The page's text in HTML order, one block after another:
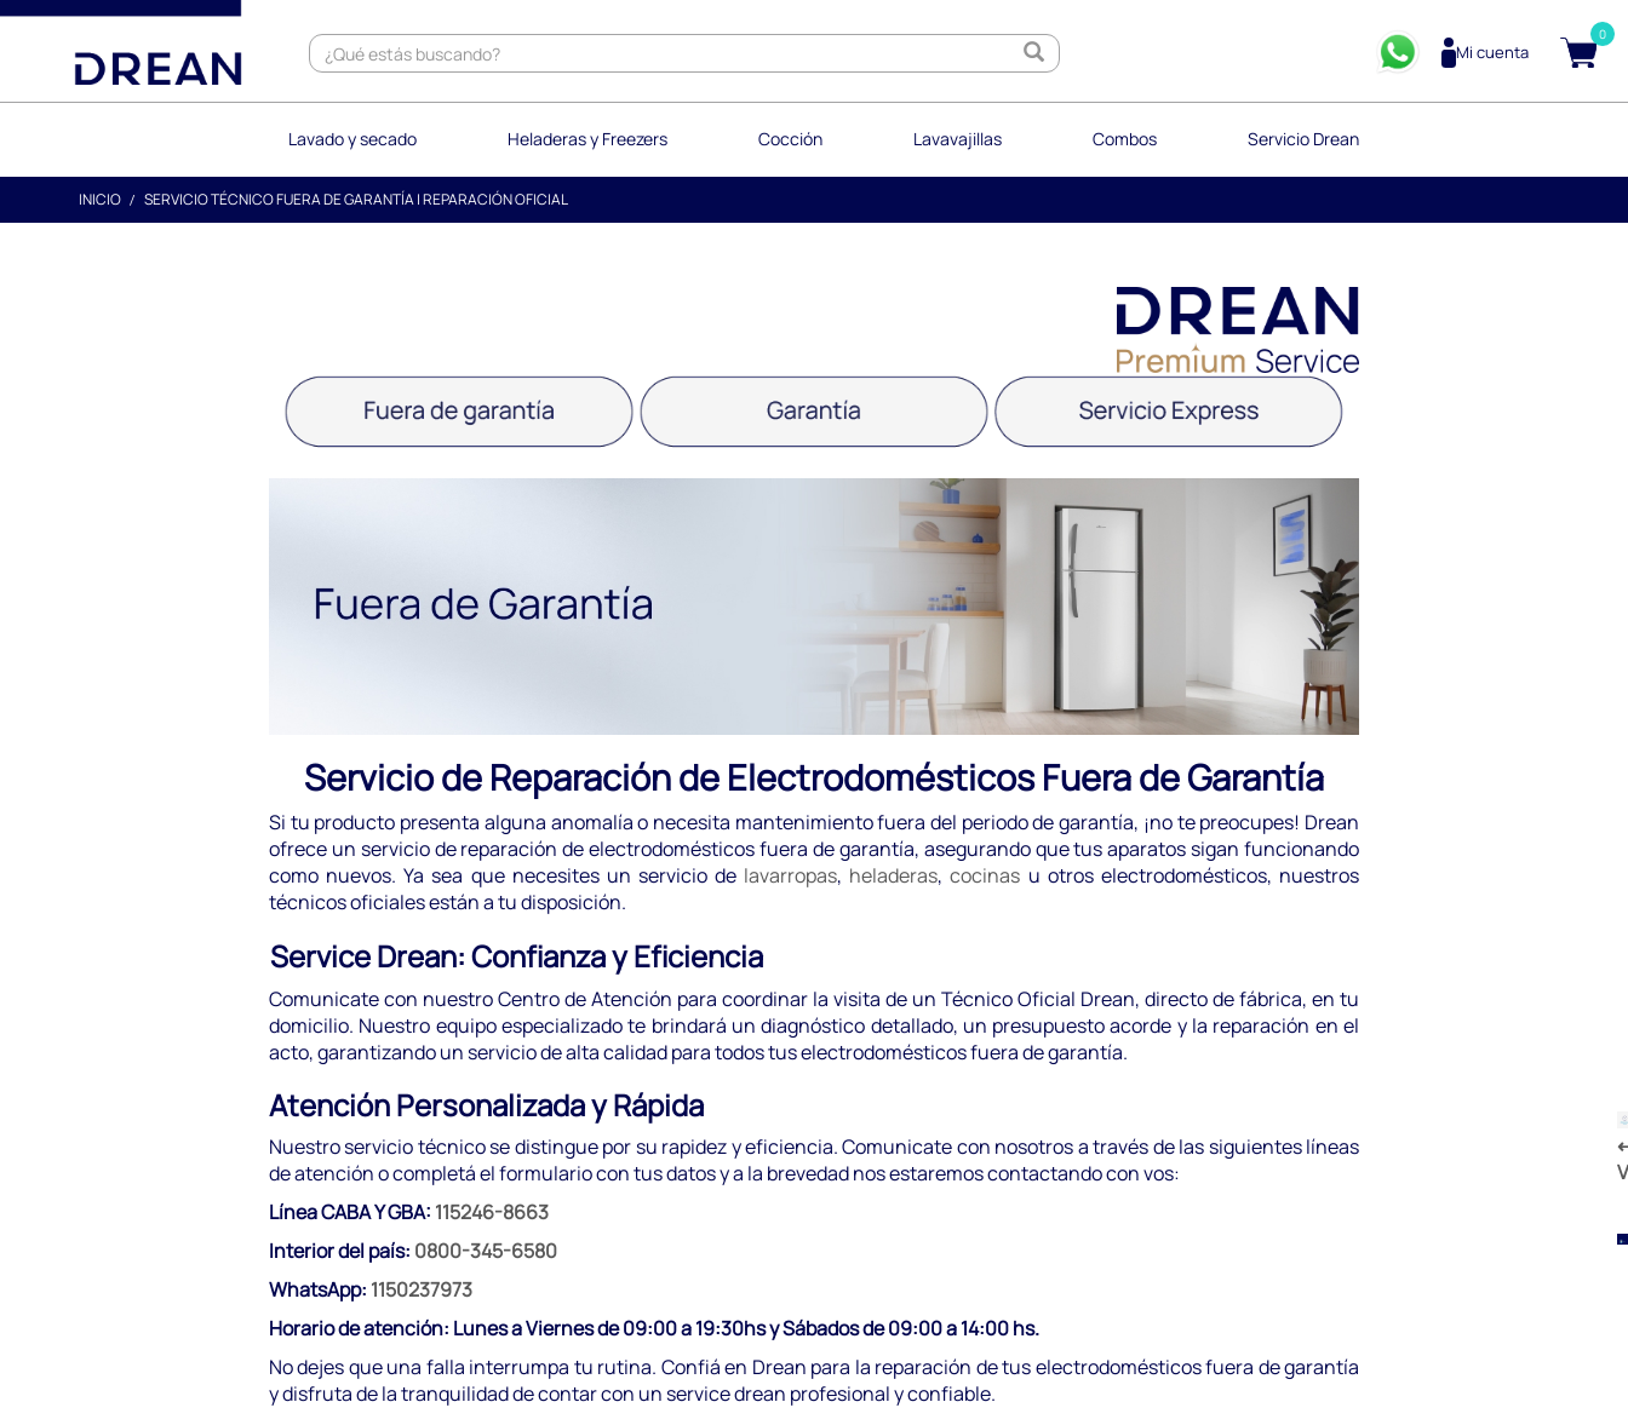
text.skipToContent
text.skipToNavigation
Mi cuenta
0
Lavado y secado Heladeras y Freezers Cocción Lavavajillas Combos Servicio Drean
INICIO SERVICIO TÉCNICO FUERA DE GARANTÍA | REPARACIÓN OFICIAL
Servicio de Reparación de Electrodomésticos Fuera de Garantía
Si tu producto presenta alguna anomalía o necesita mantenimiento fuera del periodo de garantía, ¡no te preocupes! Drean
ofrece un servicio de reparación de electrodomésticos fuera de garantía, asegurando que tus aparatos sigan funcionando
como nuevos. Ya sea que necesites un servicio de lavarropas, heladeras,cocinas u otros electrodomésticos, nuestros
técnicos oficiales están a tu disposición.
Service Drean: Confianza y Eficiencia
Comunicate con nuestro Centro de Atención para coordinar la visita de un Técnico Oficial Drean, directo de fábrica, en tu
domicilio. Nuestro equipo especializado te brindará un diagnóstico detallado, un presupuesto acorde y la reparación en el
acto, garantizando un servicio de alta calidad para todos tus electrodomésticos fuera de garantía.
Atención Personalizada y Rápida
Nuestro servicio técnico se distingue por su rapidez y eficiencia. Comunicate con nosotros a través de las siguientes líneas
de atención o completá el formulario con tus datos y a la brevedad nos estaremos contactando con vos:
Línea CABA Y GBA: 115246-8663
Interior del país: 0800-345-6580
WhatsApp: 1150237973
Horario de atención: Lunes a Viernes de 09:00 a 19:30hs y Sábados de 09:00 a 14:00 hs.
No dejes que una falla interrumpa tu rutina. Confiá en Drean para la reparación de tus electrodomésticos fuera de garantía
y disfruta de la tranquilidad de contar con un service drean profesional y confiable.